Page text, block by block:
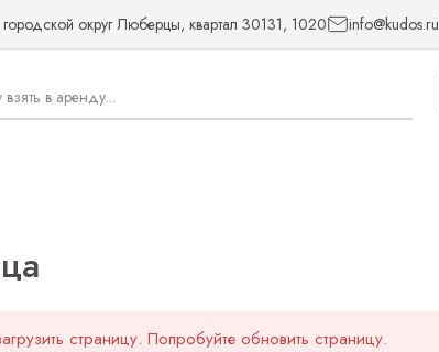
округ Люберцы, квартал 30131, 1020 info@kudos.ru
страницу. Попробуйте обновить страницу.